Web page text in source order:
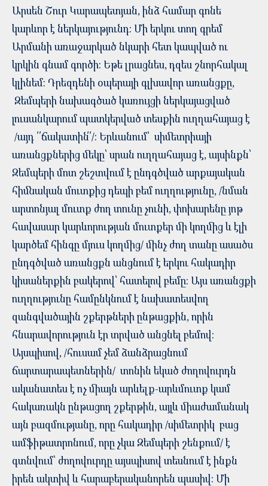
Արսեն Շուր Կարապետյան, ինձ համար գոնե
կարևոր է ներկայությունդ: Մի երկու տող գրեմ
Արմանի առաջարկած նկարի հետ կապված ու
կրկին գնամ գործի: Եթե լրացնես, դզես շնորհակալ
կլինեմ: Դրեզդենի օպերայի գլխավոր առանցքը,
Զեմպերի նախագծած կառույցի ներկայացված
լուսանկարում պատկերված տեսքին ուղղահայաց է
/այդ ՛՛ճակատին՛՛/: Երևանում՝ սիմետրիայի
առանցքներից մեկը՝ սրան ուղղահայաց է, այսինքն՝
Զեմպերի մոտ շեշտվում է ընդգծված արքայական
հիմնական մուտքից դեպի բեմ ուղղությունը, /նման
արտոնյալ մուտք ժող տունը չունի, փոխարենը յոթ
հավասար կարևորության մուտքեր մի կողմից և էլի
կարծեմ հինգը մյուս կողմից/ մինչ ժող տանը ասածս
ընդգծված առանցքն անցնում է երկու հակադիր
կիսաներքին բակերով՝ հատելով բեմը: Այս առանցքի
ուղղությունը համընկնում է նախատեսվող
զանգվածային շքերթների ընթացքին, որին
հնարավորություն էր տրված անցնել բեմով:
Այսպիսով, /հուսամ չեմ ձանձրացնում
ճարտարապետներին/ տոնին եկած ժողովուրդն
ականատես է ոչ միայն արևելք-արևմուտք կամ
հակառակն ընթացող շքերթին, այլև միաժամանակ
այն բազմությանը, որը հակադիր /սիմետրիկ բաց
ամֆիթատրոնում, որը չկա Զեմպերի շենքում/ է
գտնվում՝ ժողովուրդը այսպիսով տեսնում է ինքն
իրեն ակտիվ և հարաբերականորեն պասիվ: Մի